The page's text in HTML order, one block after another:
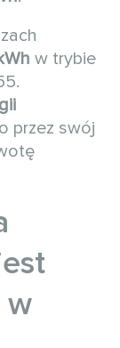
w trybie
przez swój
w